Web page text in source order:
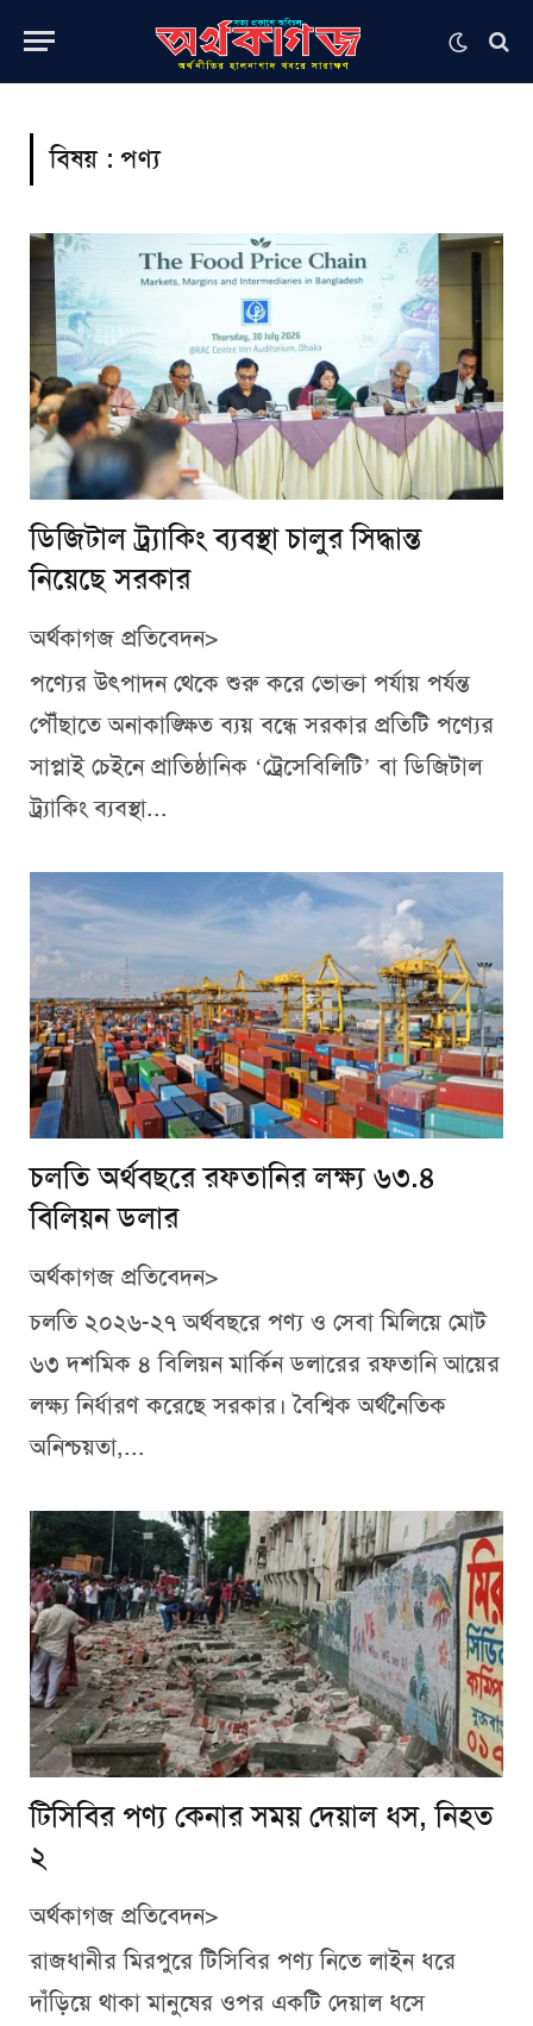
বিষয় :পণ্য
ডিজিটাল ট্র্যাকিং ব্যবস্থা চালুর সিদ্ধান্ত
নিয়েছে সরকার
অর্থকাগজ প্রতিবেদন>
পণ্যের উৎপাদন থেকে শুরু করে ভোক্তা পর্যায় পর্যন্ত
পৌঁছাতে অনাকাঙ্ক্ষিত ব্যয় বন্ধে সরকার প্রতিটি পণ্যের
সাপ্লাই চেইনে প্রাতিষ্ঠানিক ‘ট্রেসেবিলিটি’ বা ডিজিটাল
ট্র্যাকিং ব্যবস্থা...
চলতি অর্থবছরে রফতানির লক্ষ্য ৬৩.৪
বিলিয়ন ডলার
অর্থকাগজ প্রতিবেদন>
চলতি ২০২৬-২৭ অর্থবছরে পণ্য ও সেবা মিলিয়ে মোট
৬৩ দশমিক ৪ বিলিয়ন মার্কিন ডলারের রফতানি আয়ের
লক্ষ্য নির্ধারণ করেছে সরকার। বৈশ্বিক অর্থনৈতিক
অনিশ্চয়তা,...
টিসিবির পণ্য কেনার সময় দেয়াল ধস, নিহত
২
অর্থকাগজ প্রতিবেদন>
রাজধানীর মিরপুরে টিসিবির পণ্য নিতে লাইন ধরে
দাঁড়িয়ে থাকা মানুষের ওপর একটি দেয়াল ধসে